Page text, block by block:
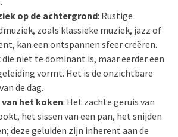
op de achtergrond: Rustige
zoals klassieke muziek, jazz of
kan een ontspannen sfeer creëren.
die niet te dominant is, maar eerder een
vormt. Het is de onzichtbare
de dag.
het koken: Het zachte geruis van
het sissen van een pan, het snijden
deze geluiden zijn inherent aan de